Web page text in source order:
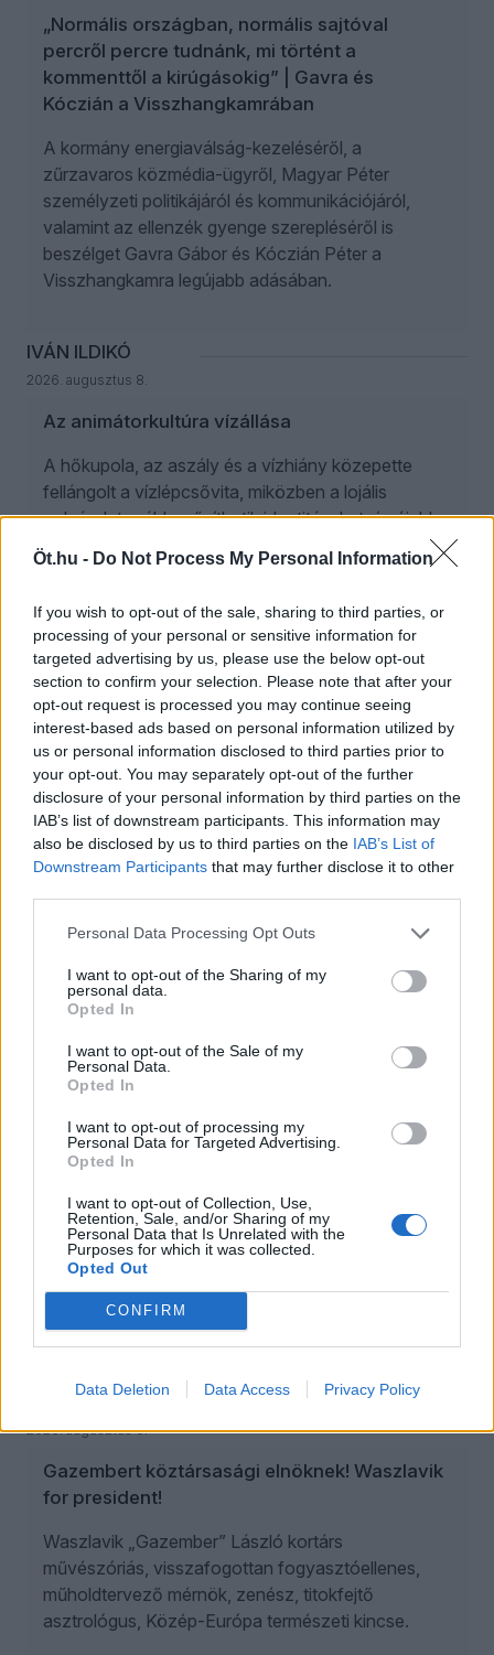
Öt.hu - Do Not Process My Personal Information
If you wish to opt-out of the sale, sharing to third parties, or
processing of your personal or sensitive information for
targeted advertising by us, please use the below opt-out
section to confirm your selection. Please note that after your
opt-out request is processed you may continue seeing
interest-based ads based on personal information utilized by
us or personal information disclosed to third parties prior to
your opt-out. You may separately opt-out of the further
disclosure of your personal information by third parties on the
IAB’s list of downstream participants. This information may
also be disclosed by us to third parties on the IAB’s List of
Downstream Participants that may further disclose it to other
Personal Data Processing Opt Outs
I want to opt-out of the Sharing of my
personal data.
Opted In
I want to opt-out of the Sale of my
Personal Data.
Opted In
I want to opt-out of processing my
Personal Data for Targeted Advertising.
Opted In
I want to opt-out of Collection, Use,
Retention, Sale, and/or Sharing of my
Personal Data that Is Unrelated with the
Purposes for which it was collected.
Opted Out
CONFIRM
Data Deletion Data Access Privacy Policy
„Normális országban, normális sajtóval
percről percre tudnánk, mi történt a
kommenttől a kirúgásokig” | Gavra és
Kóczián a Visszhangkamrában
A kormány energiaválság-kezeléséről, a
zűrzavaros közmédia-ügyről, Magyar Péter
személyzeti politikájáról és kommunikációjáról,
valamint az ellenzék gyenge szerepléséről is
beszélget Gavra Gábor és Kóczián Péter a
Visszhangkamra legújabb adásában.
IVÁN ILDIKÓ
2026. augusztus 8.
Az animátorkultúra vízállása
A hőkupola, az aszály és a vízhiány közepette
fellángolt a vízlépcsővita, miközben a lojális
polgárok tovább erősíthetik identitásukat, és újabb
számon tarthatják napi jócselekedeteiket,
cserélhetnek a többi önkorlátozó polgárral.
Schiffer András: szégyen, amit Magyar Péter
kormányzás címén művel
ÖT
2026. augusztus 8.
Zűrzavar az MTVA-ban: Magyar Péter
áldozata lett Bodacz Balázs? | Gavra &
Kóczián
SZARKA KÁROLY
Nyomasztói társadalom
Van egy rossz hírem. Sőt, igazából csak rossz
híreim vannak. Példátlan időjárási anomáliákat
tapasztalhatsz, és különben is nyakadon a
harmadik világháború, de addig is egy újabb
halálos járvány közelít feléd. Ráadásul a reggeli
kávézástól az okostelefon-használaton át az
alvási szokásaidig amúgy is rosszul csinálsz
mindent. Ha elégtelennek érzed szorongásaid
mértékét, ez a cikk a segítségedre lesz.
ANIKAY ANTAL
2026. augusztus 6.
Gazembert köztársasági elnöknek! Waszlavik
for president!
Waszlavik „Gazember” László kortárs
művészóriás, visszafogottan fogyasztóellenes,
műholdtervező mérnök, zenész, titokfejtő
asztrológus, Közép-Európa természeti kincse.